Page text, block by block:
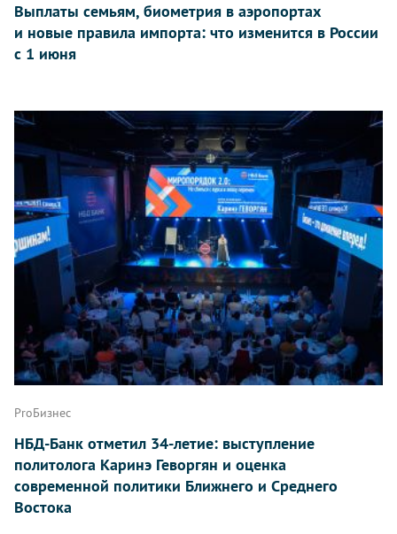
Выплаты семьям, биометрия в аэропортах
и новые правила импорта: что изменится в России
с 1 июня
ProБизнес
НБД-Банк отметил 34-летие: выступление
политолога Каринэ Геворгян и оценка
современной политики Ближнего и Среднего
Востока